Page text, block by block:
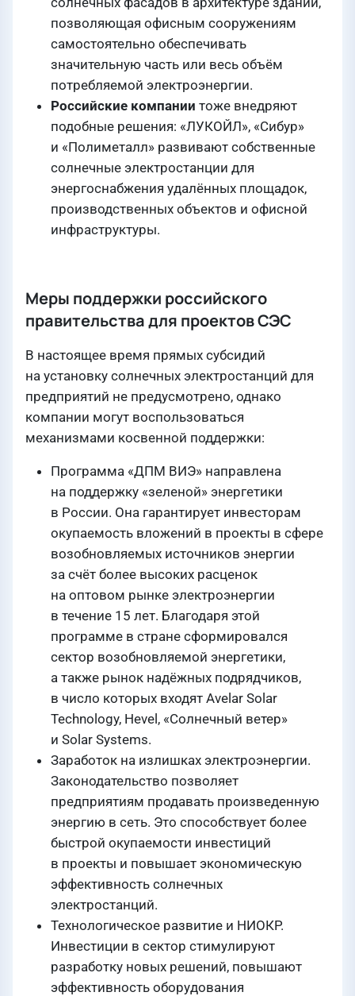
позволяющая офисным сооружениям
самостоятельно обеспечивать
значительную часть или весь объём
потребляемой электроэнергии.
Российские компании тоже внедряют
подобные решения: «ЛУКОЙЛ», «Сибур»
и «Полиметалл» развивают собственные
солнечные электростанции для
энергоснабжения удалённых площадок,
производственных объектов и офисной
инфраструктуры.
Меры поддержки российского
правительства для проектов СЭС
В настоящее время прямых субсидий
на установку солнечных электростанций для
предприятий не предусмотрено, однако
компании могут воспользоваться
механизмами косвенной поддержки:
Программа «ДПМ ВИЭ» направлена
на поддержку «зеленой» энергетики
в России. Она гарантирует инвесторам
окупаемость вложений в проекты в сфере
возобновляемых источников энергии
за счёт более высоких расценок
на оптовом рынке электроэнергии
в течение 15 лет. Благодаря этой
программе в стране сформировался
сектор возобновляемой энергетики,
а также рынок надёжных подрядчиков,
в число которых входят Avelar Solar
Technology, Hevel, «Солнечный ветер»
и Solar Systems.
Заработок на излишках электроэнергии.
Законодательство позволяет
предприятиям продавать произведенную
энергию в сеть. Это способствует более
быстрой окупаемости инвестиций
в проекты и повышает экономическую
эффективность солнечных
электростанций.
Технологическое развитие и НИОКР.
Инвестиции в сектор стимулируют
разработку новых решений, повышают
эффективность оборудования